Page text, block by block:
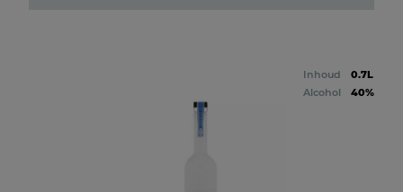
Inhoud
0.7L
Alcohol
40%